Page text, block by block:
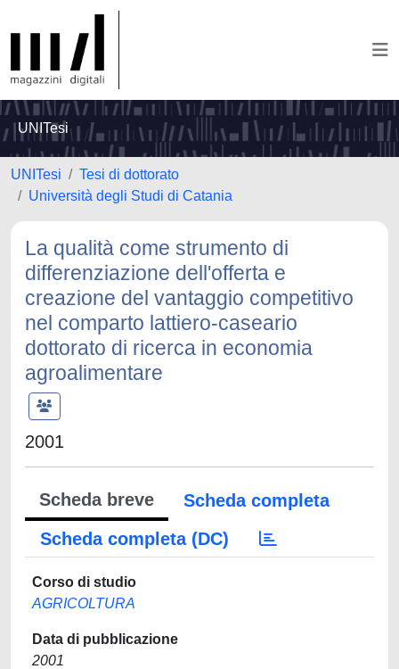
UNITesi
UNITesi
Tesi di dottorato
Università degli Studi di Catania
La qualità come strumento di
differenziazione dell'offerta e
creazione del vantaggio competitivo
nel comparto lattiero-caseario
dottorato di ricerca in economia
agroalimentare
2001
Scheda breve
Scheda completa
Scheda completa (DC)
Corso di studio
AGRICOLTURA
Data di pubblicazione
2001